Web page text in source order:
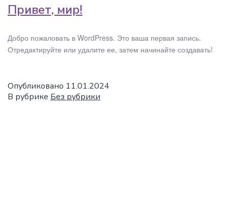
Привет, мир!
Добро пожаловать в WordPress. Это ваша первая запись.
Отредактируйте или удалите ее, затем начинайте создавать!
Опубликовано 11.01.2024
В рубрике Без рубрики